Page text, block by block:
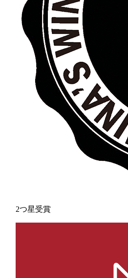
2つ星受賞